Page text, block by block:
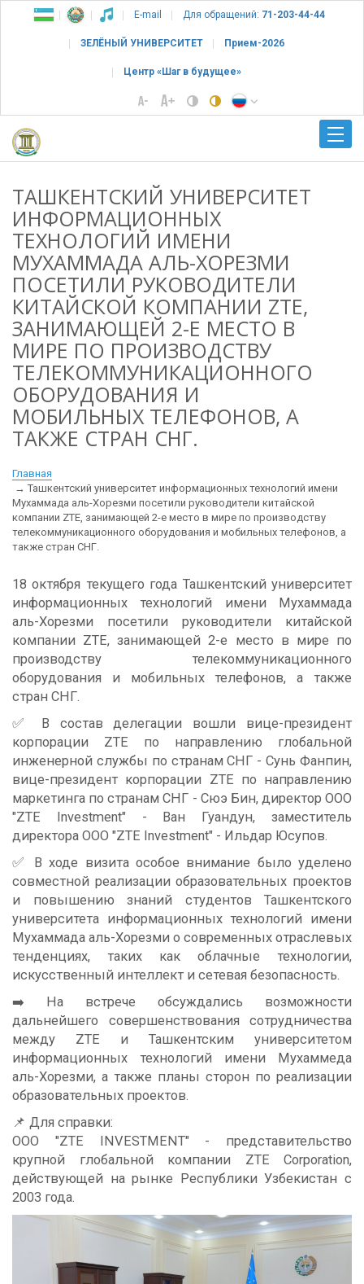
E-mail Для обращений: 71-203-44-44
ЗЕЛЁНЫЙ УНИВЕРСИТЕТ Прием-2026
Центр «Шаг в будущее»
ТАШКЕНТСКИЙ УНИВЕРСИТЕТ
ИНФОРМАЦИОННЫХ
ТЕХНОЛОГИЙ ИМЕНИ
МУХАММАДА АЛЬ-ХОРЕЗМИ
ПОСЕТИЛИ РУКОВОДИТЕЛИ
КИТАЙСКОЙ КОМПАНИИ ZTE,
ЗАНИМАЮЩЕЙ 2-Е МЕСТО В
МИРЕ ПО ПРОИЗВОДСТВУ
ТЕЛЕКОММУНИКАЦИОННОГО
ОБОРУДОВАНИЯ И
МОБИЛЬНЫХ ТЕЛЕФОНОВ, А
ТАКЖЕ СТРАН СНГ.
Главная
Ташкентский университет информационных технологий имени
Мухаммада аль-Хорезми посетили руководители китайской
компании ZTE, занимающей 2-е место в мире по производству
телекоммуникационного оборудования и мобильных телефонов, а
также стран СНГ.
18 октября текущего года Ташкентский университет
информационных технологий имени Мухаммада
аль-Хорезми посетили руководители китайской
компании ZTE, занимающей 2-е место в мире по
производству телекоммуникационного
оборудования и мобильных телефонов, а также
стран СНГ.
✅ В состав делегации вошли вице-президент
корпорации ZTE по направлению глобальной
инженерной службы по странам СНГ - Сунь Фанпин,
вице-президент корпорации ZTE по направлению
маркетинга по странам СНГ - Сюэ Бин, директор ООО
"ZTE Investment" - Ван Гуандун, заместитель
директора ООО "ZTE Investment" - Ильдар Юсупов.
✅ В ходе визита особое внимание было уделено
совместной реализации образовательных проектов
и повышению знаний студентов Ташкентского
университета информационных технологий имени
Мухаммада аль-Хорезми о современных отраслевых
тенденциях, таких как облачные технологии,
искусственный интеллект и сетевая безопасность.
➡️ На встрече обсуждались возможности
дальнейшего совершенствования сотрудничества
между ZTE и Ташкентским университетом
информационных технологий имени Мухаммеда
аль-Хорезми, а также планы сторон по реализации
образовательных проектов.
📌 Для справки:
ООО "ZTE INVESTMENT" - представительство
крупной глобальной компании ZTE Corporation,
действующей на рынке Республики Узбекистан с
2003 года.